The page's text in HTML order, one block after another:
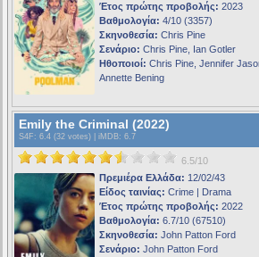
Έτος πρώτης προβολής: 2023
Βαθμολογία: 4/10 (3357)
Σκηνοθεσία: Chris Pine
Σενάριο: Chris Pine, Ian Gotler
Ηθοποιοί: Chris Pine, Jennifer
Annette Bening
Emily the Criminal (2022)
S4F : 6.4 (32 votes) | iMDB: 6.7
6.5/10
Πρεμιέρα Ελλάδα: 12/02/43
Είδος ταινίας: Crime | Drama
Έτος πρώτης προβολής: 2022
Βαθμολογία: 6.7/10 (67510)
Σκηνοθεσία: John Patton Ford
Σενάριο: John Patton Ford